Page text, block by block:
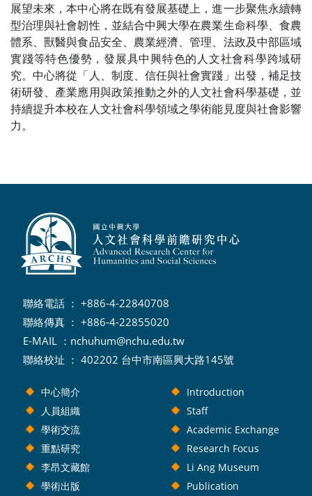
展望未來，本中心將在既有發展基礎上，進一步聚焦永續轉
型治理與社會韌性，並結合中興大學在農業生命科學、食農
體系、獸醫與食品安全、農業經濟、管理、法政及中部區域
實踐等特色優勢，發展具中興特色的人文社會科學跨域研
究。中心將從「人、制度、信任與社會實踐」出發，補足技
術研發、產業應用與政策推動之外的人文社會科學基礎，並
持續提升本校在人文社會科學領域之學術能見度與社會影響
力。
聯絡電話 ： +886-4-22840708
聯絡傳真 ： +886-4-22855020
E-MAIL ： nchuhum@nchu.edu.tw
聯絡校址 ： 402202 台中市南區興大路145號
中心簡介
人員組織
學術交流
重點研究
李昂文藏館
學術出版
Introduction
Staff
Academic Exchange
Research Focus
Li Ang Museum
Publication